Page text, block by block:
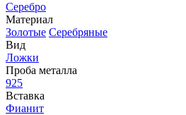
Серебро
Материал
Золотые Серебряные
Вид
Ложки
Проба металла
925
Вставка
Фианит